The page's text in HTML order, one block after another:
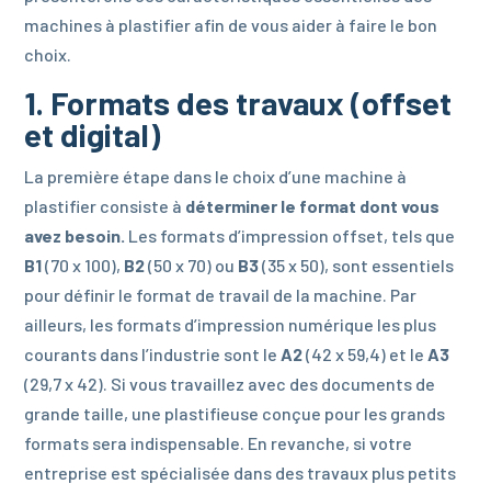
machines à plastifier afin de vous aider à faire le bon
choix.
1. Formats des travaux (offset
et digital)
La première étape dans le choix d’une machine à
plastifier consiste à déterminer le format dont vous
avez besoin. Les formats d’impression offset, tels que
B1(70 x 100), B2(50 x 70) ou B3(35 x 50), sont essentiels
pour définir le format de travail de la machine. Par
ailleurs, les formats d’impression numérique les plus
courants dans l’industrie sont le A2(42 x 59,4) et le A3
(29,7 x 42). Si vous travaillez avec des documents de
grande taille, une plastifieuse conçue pour les grands
formats sera indispensable. En revanche, si votre
entreprise est spécialisée dans des travaux plus petits